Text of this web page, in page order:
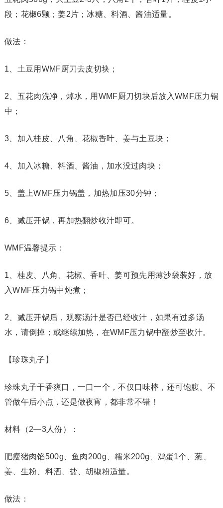
段；花椒6颗；姜2片；冰糖、料酒、酱油适量。
做法：
1、土豆用WMF厨刀去皮切块；
2、五花肉洗净，焯水，用WMF厨刀切块后放入WMF压力锅
中；
3、加入桂皮、八角、花椒香叶、姜与土豆块；
4、加入冰糖、料酒、酱油，加水没过肉块；
5、盖上WMF压力锅盖，加热加压30分钟；
6、减压开锅，再加热翻炒收汁即可。
WMF温馨提示：
1、桂皮、八角、花椒、香叶、姜可预先用薄沙袋装好，放
入WMF压力锅中炖煮；
2、减压开锅后，观察汤汁是否已经收汁，如果有过多汤
水，请倒掉；或继续加热，在WMF压力锅中翻炒至收汁。
【珍珠丸子】
珍珠丸子干香爽口，一口一个，不仅口味棒，还可饱腹。不
管做午后小点，还是做夜宵，都非常不错！
材料（2—3人份）：
肥瘦猪肉馅500g、鱼肉200g、糯米200g、鸡蛋1个、葱、
姜、生粉、料酒、盐、胡椒粉适量。
做法：